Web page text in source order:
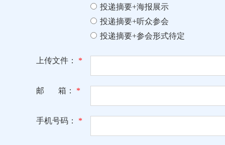
投递摘要+海报展示
投递摘要+听众参会
投递摘要+参会形式待定
上传文件： *
邮 箱： *
手机号码： *